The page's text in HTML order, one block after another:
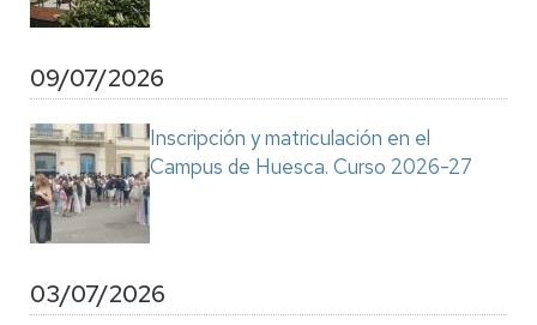
09/07/2026
Inscripción y matriculación en el
Campus de Huesca. Curso 2026-27
03/07/2026